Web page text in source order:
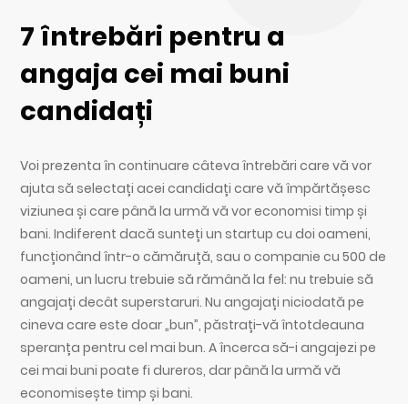
7 întrebări pentru a
angaja cei mai buni
candidați
Voi prezenta în continuare câteva întrebări care vă vor
ajuta să selectați acei candidați care vă împărtășesc
viziunea și care până la urmă vă vor economisi timp și
bani. Indiferent dacă sunteți un startup cu doi oameni,
funcționând într-o cămăruță, sau o companie cu 500 de
oameni, un lucru trebuie să rămână la fel: nu trebuie să
angajați decât superstaruri. Nu angajați niciodată pe
cineva care este doar „bun”, păstrați-vă întotdeauna
speranța pentru cel mai bun. A încerca să-i angajezi pe
cei mai buni poate fi dureros, dar până la urmă vă
economisește timp și bani.